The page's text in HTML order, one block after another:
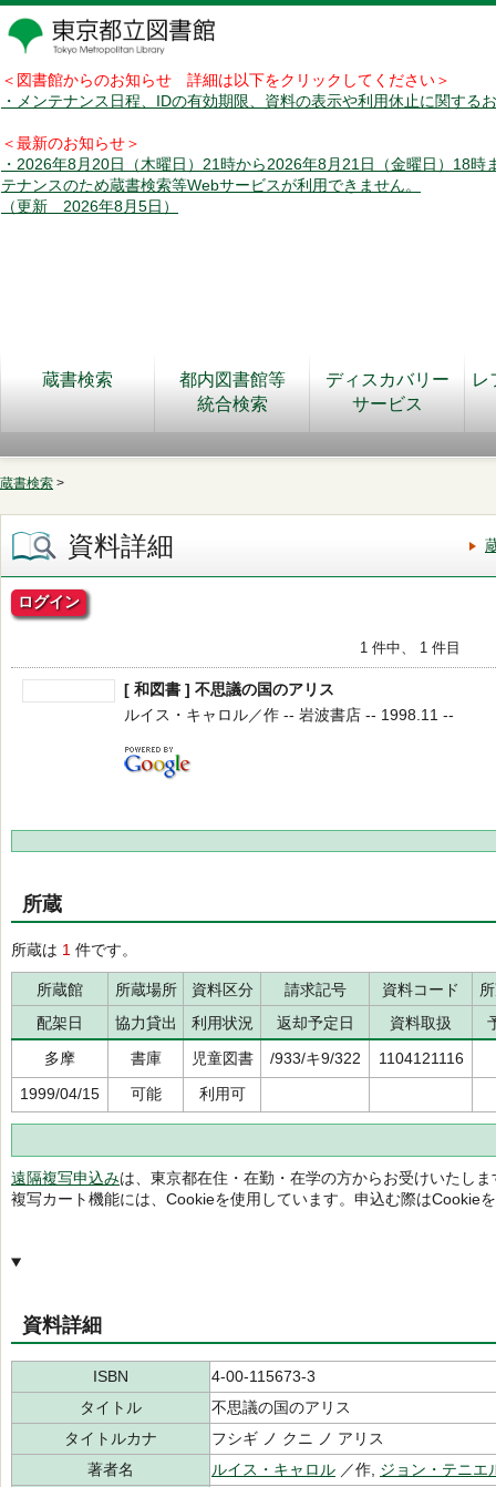
＜図書館からのお知らせ 詳細は以下をクリックしてください＞
・メンテナンス日程、IDの有効期限、資料の表示や利用休止に関する
＜最新のお知らせ＞
・2026年8月20日（木曜日）21時から2026年8月21日（金曜日）18時
テナンスのため蔵書検索等Webサービスが利用できません。
（更新 2026年8月5日）
蔵書検索
都内図書館等
統合検索
ディスカバリー
サービス
レ
蔵書検索 >
資料詳細
ログイン
1 件中、 1 件目
[ 和図書 ] 不思議の国のアリス
ルイス・キャロル／作 -- 岩波書店 -- 1998.11 --
所蔵
所蔵は 1 件です。
所蔵館 所蔵場所 資料区分 請求記号 資料コード
配架日
協力貸出 利用状況 返却予定日 資料取扱
多摩
書庫 児童図書 /933/キ9/322
1104121116
1999/04/15
可能 利用可
遠隔複写申込みは、東京都在住・在勤・在学の方からお受けいたしま
複写カート機能には、Cookieを使用しています。申込む際はCookie
資料詳細
ISBN
4-00-115673-3
タイトル
不思議の国のアリス
タイトルカナ
フシギ ノ クニ ノ アリス
著者名
ルイス・キャロル ／作, ジョン・テニエ